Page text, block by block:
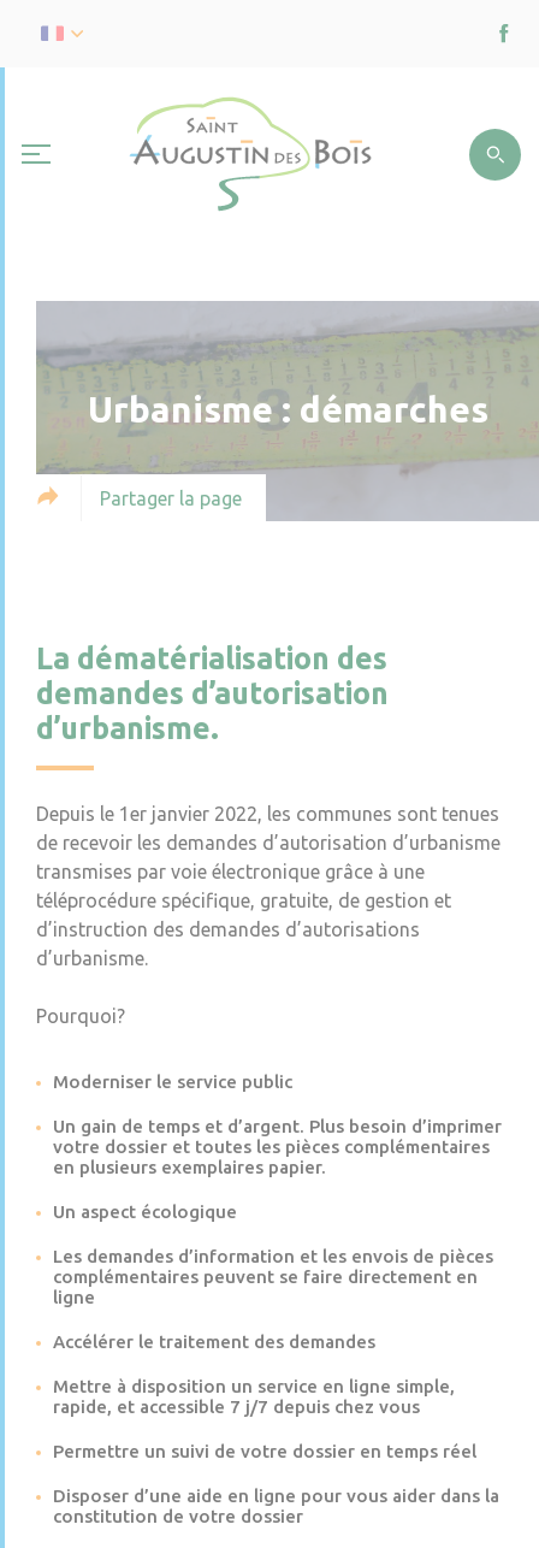
Urbanisme : démarches
Partager la page
La dématérialisation des
demandes d’autorisation
d’urbanisme.
Depuis le 1er janvier 2022, les communes sont tenues
de recevoir les demandes d’autorisation d’urbanisme
transmises par voie électronique grâce à une
téléprocédure spécifique, gratuite, de gestion et
d’instruction des demandes d’autorisations
d’urbanisme.
Pourquoi?
Moderniser le service public
Un gain de temps et d’argent. Plus besoin d’imprimer
votre dossier et toutes les pièces complémentaires
en plusieurs exemplaires papier.
Un aspect écologique
Les demandes d’information et les envois de pièces
complémentaires peuvent se faire directement en
ligne
Accélérer le traitement des demandes
Mettre à disposition un service en ligne simple,
rapide, et accessible 7 j/7 depuis chez vous
Permettre un suivi de votre dossier en temps réel
Disposer d’une aide en ligne pour vous aider dans la
constitution de votre dossier